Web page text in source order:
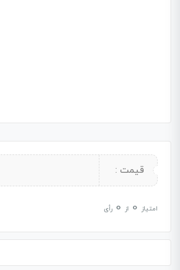
قیمت :
امتیاز 0 از 0 رأی